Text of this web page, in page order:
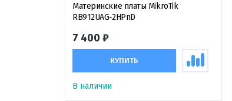
Материнские платы MikroTik
RB912UAG-2HPnD
7 400 ₽
КУПИТЬ
В наличии